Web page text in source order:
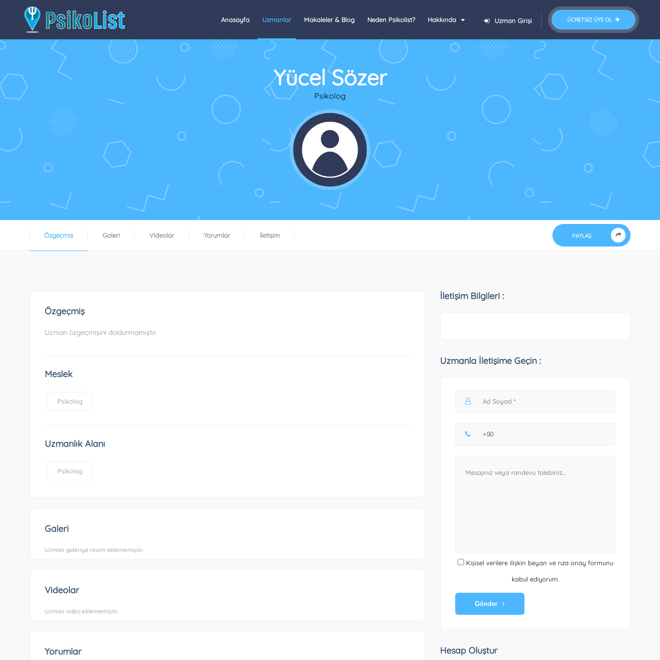
ÜCRETSIZ ÜYE OL
Uzman Girişi
Anasayfa Uzmanlar Makaleler & Blog Neden Psikolist? Hakkında
Yücel Sözer
Psikolog
Özgeçmiş Galeri Videolar Yorumlar İletişim PAYLAŞ
Özgeçmiş
Uzman özgeçmişini doldurmamıştır.
Meslek
Psikolog
Uzmanlık Alanı
Psikolog
Galeri
Uzman galeriye resim eklememiştir.
Videolar
Uzman video eklememiştir.
Yorumlar
İletişim Bilgileri :
Uzmanla İletişime Geçin :
Kişisel verilere ilişkin beyan ve rıza onay formunu
kabul ediyorum.
Gönder
Hesap Oluştur